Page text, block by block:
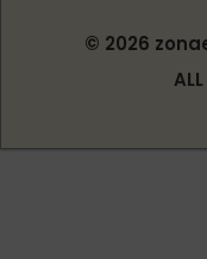
© 2026
ALL